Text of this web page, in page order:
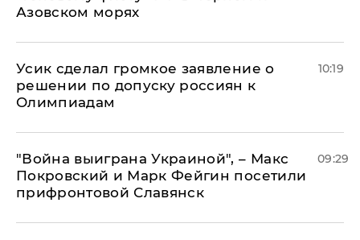
Азовском морях
Усик сделал громкое заявление о
решении по допуску россиян к
Олимпиадам
10:19
"Война выиграна Украиной", – Макс
Покровский и Марк Фейгин посетили
прифронтовой Славянск
09:29